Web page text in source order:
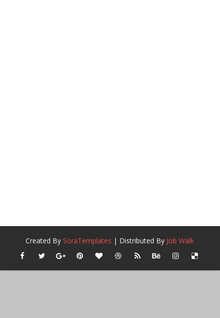
Created BySoraTemplates | Distributed By Job Walk